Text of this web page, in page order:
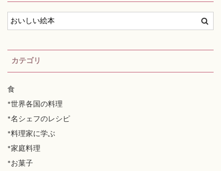
カテゴリ
食
*世界各国の料理
*名シェフのレシピ
*料理家に学ぶ
*家庭料理
*お菓子